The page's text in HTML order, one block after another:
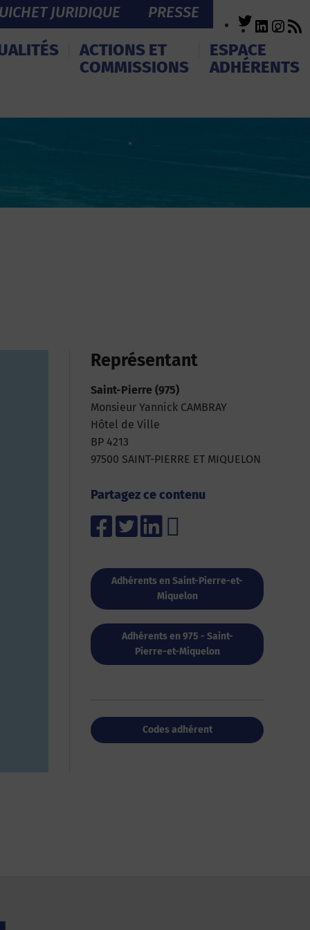
JURIDIQUE PRESSE Twitter
ACTIONS ET
COMMISSIONS
ESPACE
ADHÉRENTS
Représentant
Saint-Pierre (975)
Monsieur Yannick CAMBRAY
Hôtel de Ville
BP 4213
97500 SAINT-PIERRE ET MIQUELON
Partagez ce contenu
Adhérents en Saint-Pierre-et-
Miquelon
Adhérents en 975 - Saint-
Pierre-et-Miquelon
Codes adhérent